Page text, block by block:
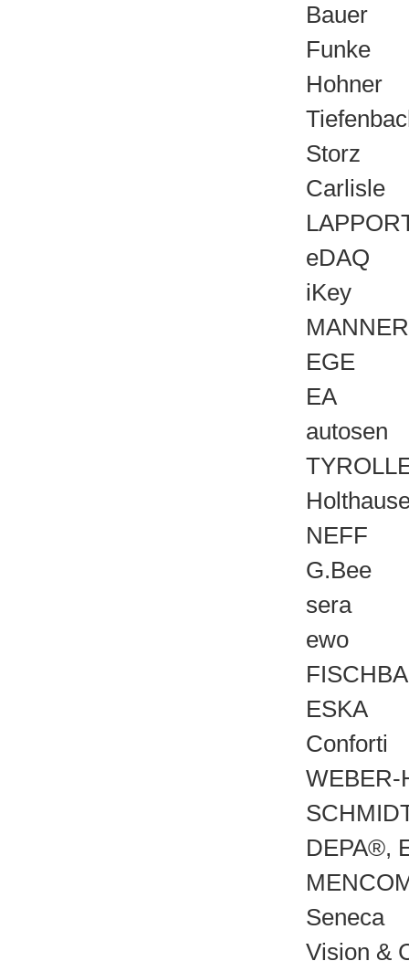
Bauer
Funke
Hohner
Storz
Carlisle
eDAQ
iKey
MANNER
EGE
EA
autosen
NEFF
G.Bee
sera
ewo
ESKA
Conforti
WEBER-
DEPA®,
Seneca
Vision &